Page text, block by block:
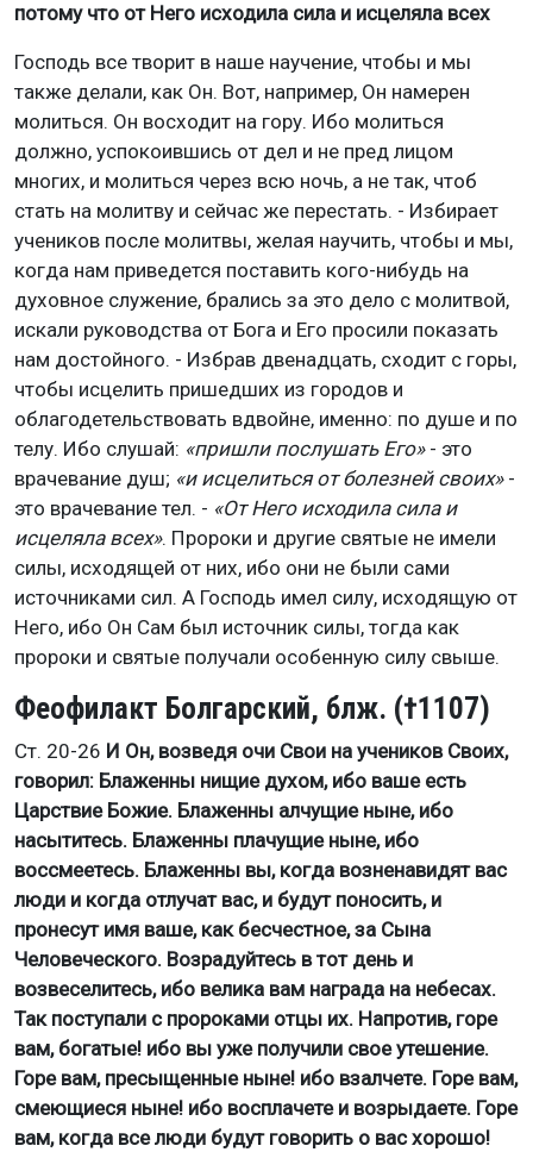
потому что от Него исходила сила и исцеляла всех
Господь все творит в наше научение, чтобы и мы
также делали, как Он. Вот, например, Он намерен
молиться. Он восходит на гору. Ибо молиться
должно, успокоившись от дел и не пред лицом
многих, и молиться через всю ночь, а не так, чтоб
стать на молитву и сейчас же перестать. - Избирает
учеников после молитвы, желая научить, чтобы и мы,
когда нам приведется поставить кого-нибудь на
духовное служение, брались за это дело с молитвой,
искали руководства от Бога и Его просили показать
нам достойного. - Избрав двенадцать, сходит с горы,
чтобы исцелить пришедших из городов и
облагодетельствовать вдвойне, именно: по душе и по
телу. Ибо слушай: «пришли послушать Его»- это
врачевание душ; «и исцелиться от болезней своих»-
это врачевание тел. - «От Него исходила сила и
исцеляла всех». Пророки и другие святые не имели
силы, исходящей от них, ибо они не были сами
источниками сил. А Господь имел силу, исходящую от
Него, ибо Он Сам был источник силы, тогда как
пророки и святые получали особенную силу свыше.
Феофилакт Болгарский, блж. (†1107)
Ст. 20-26 И Он, возведя очи Свои на учеников Своих,
говорил: Блаженны нищие духом, ибо ваше есть
Царствие Божие. Блаженны алчущие ныне, ибо
насытитесь. Блаженны плачущие ныне, ибо
воссмеетесь. Блаженны вы, когда возненавидят вас
люди и когда отлучат вас, и будут поносить, и
пронесут имя ваше, как бесчестное, за Сына
Человеческого. Возрадуйтесь в тот день и
возвеселитесь, ибо велика вам награда на небесах.
Так поступали с пророками отцы их. Напротив, горе
вам, богатые! ибо вы уже получили свое утешение.
Горе вам, пресыщенные ныне! ибо взалчете. Горе вам,
смеющиеся ныне! ибо восплачете и возрыдаете. Горе
вам, когда все люди будут говорить о вас хорошо!